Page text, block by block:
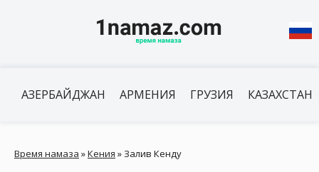
АЗЕРБАЙДЖАН АРМЕНИЯ ГРУЗИЯ КАЗАХСТАН
Время намаза »Кения » Залив Кенду